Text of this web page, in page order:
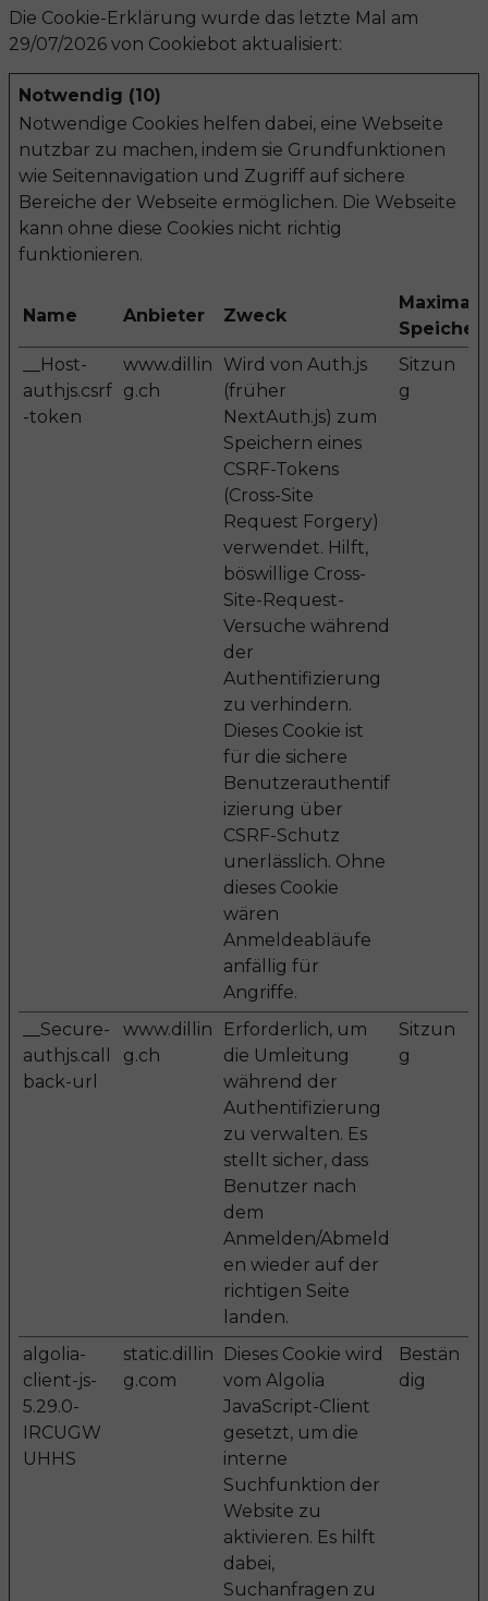
Die Cookie-Erklärung wurde das letzte Mal am
29/07/2026 von Cookiebot aktualisiert:
Notwendig (10)
Notwendige Cookies helfen dabei, eine Webseite
nutzbar zu machen, indem sie Grundfunktionen
wie Seitennavigation und Zugriff auf sichere
Bereiche der Webseite ermöglichen. Die Webseite
kann ohne diese Cookies nicht richtig
funktionieren.
Name Anbieter Zweck
Maximale
__Host-
authjs.csrf
-token
www.dillin
g.ch
Wird von Auth.js
(früher
NextAuth.js) zum
Speichern eines
CSRF-Tokens
(Cross-Site
Request Forgery)
verwendet. Hilft,
böswillige Cross-
Site-Request-
Versuche während
der
Authentifizierung
zu verhindern.
Dieses Cookie ist
für die sichere
Benutzerauthentif
izierung über
CSRF-Schutz
unerlässlich. Ohne
dieses Cookie
wären
Anmeldeabläufe
anfällig für
Angriffe.
Sitzun
g
__Secure-
authjs.call
back-url
www.dillin
g.ch
Erforderlich, um
die Umleitung
während der
Authentifizierung
zu verwalten. Es
stellt sicher, dass
Benutzer nach
dem
Anmelden/Abmeld
en wieder auf der
richtigen Seite
landen.
Sitzun
g
algolia-
client-js-
5.29.0-
IRCUGW
UHHS
static.dillin
g.com
Dieses Cookie wird
vom Algolia
JavaScript-Client
gesetzt, um die
interne
Suchfunktion der
Website zu
aktivieren. Es hilft
dabei,
Suchanfragen zu
Bestän
dig